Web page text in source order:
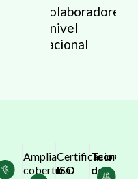
Colaboradores
a nivel
nacional
Amplia
cobertura
Certificaciones
ISO
de